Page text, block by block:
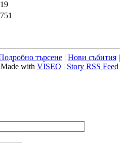
търсене | Нови събития |
Made with VISEO | Story RSS Feed